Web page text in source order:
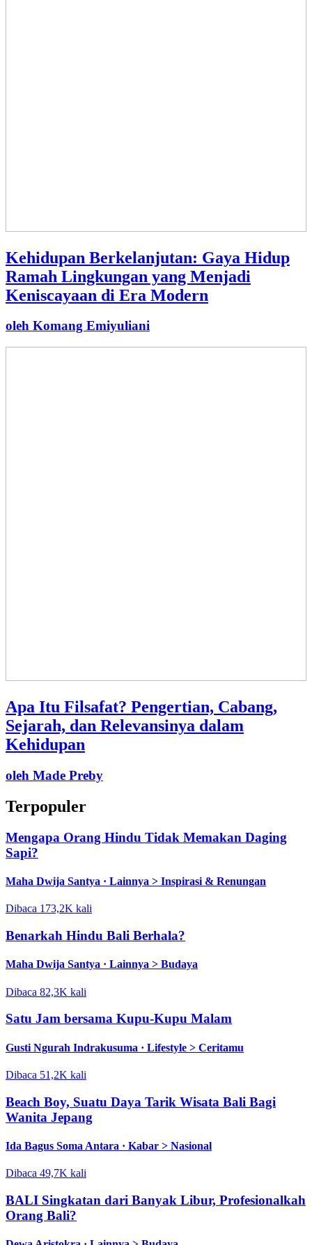
Kehidupan Berkelanjutan: Gaya Hidup
Ramah Lingkungan yang Menjadi
Keniscayaan di Era Modern
oleh Komang Emiyuliani
Apa Itu Filsafat? Pengertian, Cabang,
Sejarah, dan Relevansinya dalam
Kehidupan
oleh Made Preby
Terpopuler
Mengapa Orang Hindu Tidak Memakan Daging
Sapi?
Maha Dwija Santya · Lainnya > Inspirasi & Renungan
Dibaca 173,2K kali
Benarkah Hindu Bali Berhala?
Maha Dwija Santya · Lainnya > Budaya
Dibaca 82,3K kali
Satu Jam bersama Kupu-Kupu Malam
Gusti Ngurah Indrakusuma · Lifestyle > Ceritamu
Dibaca 51,2K kali
Beach Boy, Suatu Daya Tarik Wisata Bali Bagi
Wanita Jepang
Ida Bagus Soma Antara · Kabar > Nasional
Dibaca 49,7K kali
BALI Singkatan dari Banyak Libur, Profesionalkah
Orang Bali?